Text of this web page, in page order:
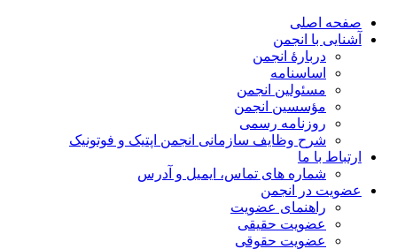
صفحه اصلی
آشنایی با انجمن
دربارۀ انجمن
اساسنامه
مسئولین انجمن
مؤسسین انجمن
روزنامه رسمی
شرح وظایف سازمانی انجمن اپتیک و فوتونیک
ارتباط با ما
شماره های تماس، ایمیل و آدرس
عضویت در انجمن
راهنمای عضویت
عضویت حقیقی
عضویت حقوقی